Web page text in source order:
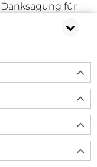
für
Noch
heiligen Messe
die Eucharistie
Lebens.